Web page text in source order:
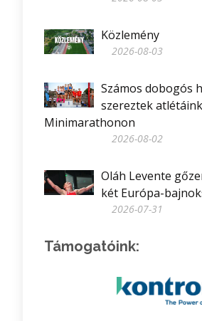
Közlemény
2026-08-03
Számos dobogós
szereztek
Minimarathonon
2026-08-02
Oláh Levente
két Európa-
2026-07-31
Támogatóink: